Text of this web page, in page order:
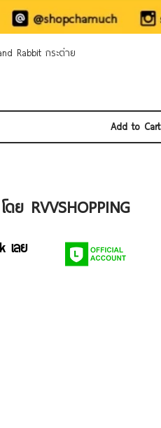
Rabbit กระต่าย
Add to Cart
ย RVVSHOPPING
เลย